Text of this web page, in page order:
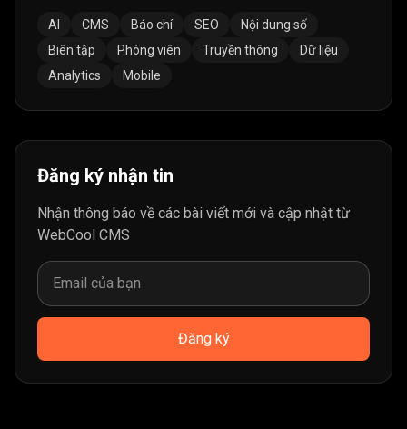
AI CMS Báo chí SEO
Nội dung số
Biên tập
Phóng viên Truyền thông
Dữ liệu
Analytics
Mobile
Đăng ký nhận tin
Nhận thông báo về các bài viết mới và cập nhật từ
WebCool CMS
Đăng ký